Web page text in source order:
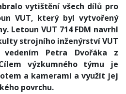
vytištění všech dílů pro
VUT, který byl vytvořený
Letoun VUT 714 FDM navrhl
strojního inženýrství VUT
Petra Dvořáka z
výzkumného týmu je
a kamerami a využít jej
povrchu.